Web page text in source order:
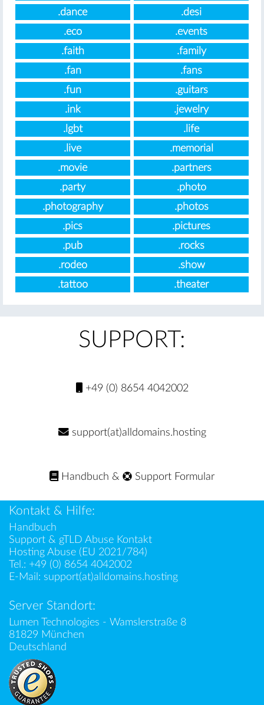
.dance
.desi
.eco
.events
.faith
.family
.fan
.fans
.fun
.guitars
.ink
.jewelry
.lgbt
.life
.live
.memorial
.movie
.partners
.party
.photo
.photography
.photos
.pics
.pictures
.pub
.rocks
.rodeo
.show
.tattoo
.theater
SUPPORT:
+49 (0) 8654 4042002
support(at)alldomains.hosting
Handbuch & Support Formular
Kontakt & Hilfe:
Handbuch
Support & gTLD Abuse Kontakt
Hosting Abuse (EU 2021/784)
Tel.: +49 (0) 8654 4042002
E-Mail: support(at)alldomains.hosting
Server Standort:
Lumen Technologies - Wamslerstraße 8
81829 München
Deutschland